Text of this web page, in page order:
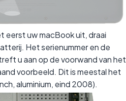
eerst uw macBook uit, draai
Het serienummer en de
u aan op de voorwand van het
voorbeeld. Dit is meestal het
aluminium, eind 2008).